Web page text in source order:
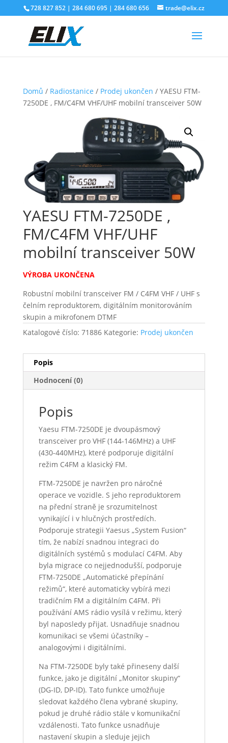
728 827 852 | 284 680 695 | 284 680 656 trade@elix.cz
Domů / Radiostanice / Prodej ukončen / YAESU FTM-
7250DE , FM/C4FM VHF/UHF mobilní transceiver 50W
YAESU FTM-7250DE ,
FM/C4FM VHF/UHF
mobilní transceiver 50W
VÝROBA UKONČENA
Robustní mobilní transceiver FM / C4FM VHF / UHF s
čelním reproduktorem, digitálním monitorováním
skupin a mikrofonem DTMF
Katalogové číslo: 71886 Kategorie: Prodej ukončen
Popis
Hodnocení (0)
Popis
Yaesu FTM-7250DE je dvoupásmový
transceiver pro VHF (144-146MHz) a UHF
(430-440MHz), které podporuje digitální
režim C4FM a klasický FM.
FTM-7250DE je navržen pro náročné
operace ve vozidle. S jeho reproduktorem
na přední straně je srozumitelnost
vynikající i v hlučných prostředích.
Podporuje strategii Yaesus „System Fusion“
tím, že nabízí snadnou integraci do
digitálních systémů s modulací C4FM. Aby
byla migrace co nejjednodušší, podporuje
FTM-7250DE „Automatické přepínání
režimů“, které automaticky vybírá mezi
tradičním FM a digitálním C4FM. Při
používání AMS rádio vysílá v režimu, který
byl naposledy přijat. Usnadňuje snadnou
komunikaci se všemi účastníky –
analogovými i digitálními.
Na FTM-7250DE byly také přineseny další
funkce, jako je digitální „Monitor skupiny“
(DG-ID, DP-ID). Tato funkce umožňuje
sledovat každého člena vybrané skupiny,
pokud je druhé rádio stále v komunikační
vzdálenosti. Tato funkce usnadňuje
nastavení skupin a sleduje jejich